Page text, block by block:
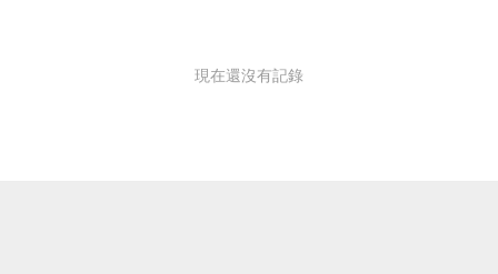
現在還沒有記錄